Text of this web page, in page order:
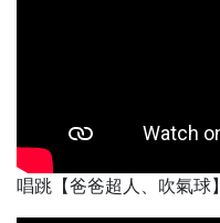
唱跳【爸爸超人、吹氣球】